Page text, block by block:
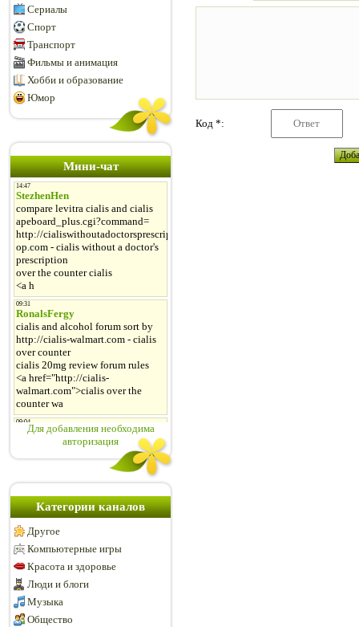
Сериалы
Спорт
Транспорт
Фильмы и анимация
Хобби и образование
Юмор
Мини-чат
Для добавления необходима
авторизация
Категории каналов
Другое
Компьютерные игры
Красота и здоровье
Люди и блоги
Музыка
Общество
Код *: